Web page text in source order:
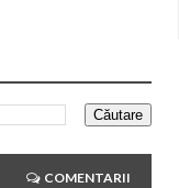
COMENTARII